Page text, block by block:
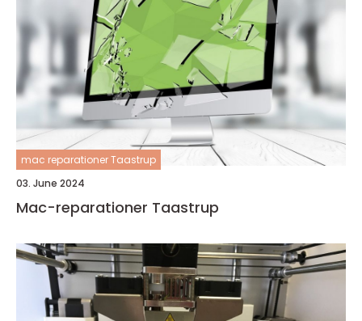
mac reparationer Taastrup
03. June 2024
Mac-reparationer Taastrup